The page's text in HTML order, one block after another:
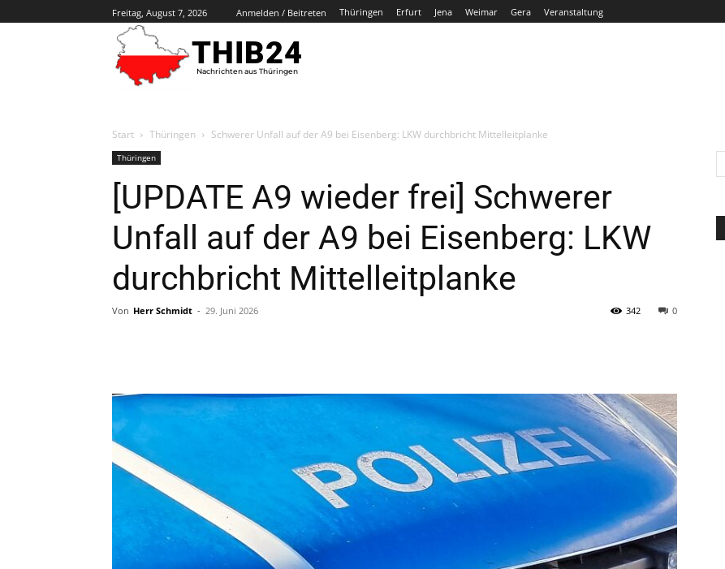
Freitag, August 7, 2026 Anmelden / Beitreten Thüringen Erfurt Jena Weimar Gera Veranstaltung
THIB24
Nachrichten aus Thüringen
Start Thüringen Schwerer Unfall auf der A9 bei Eisenberg: LKW durchbricht Mittelleitplanke
Thüringen
[UPDATE A9 wieder frei] Schwerer
Unfall auf der A9 bei Eisenberg: LKW
durchbricht Mittelleitplanke
Von Herr Schmidt - 29. Juni 2026 0
342